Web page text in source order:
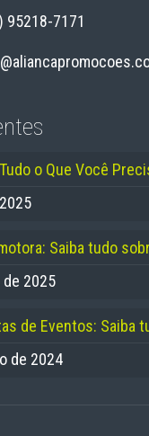
95218-7171
o Que Você
Saiba tudo
2025
de Eventos: Saiba
de 2024